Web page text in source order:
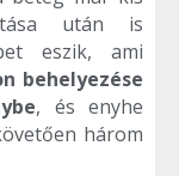
után is
eszik, ami
behelyezése
, és enyhe
három